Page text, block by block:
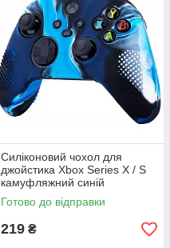
Силіконовий чохол для
джойстика Xbox Series X / S
камуфляжний синій
Готово до відправки
219 ₴